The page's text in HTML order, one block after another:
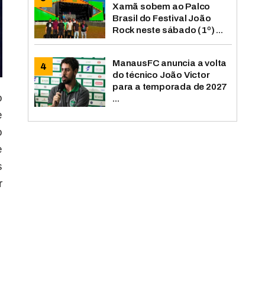
Xamã sobem ao Palco
Brasil do Festival João
Rock neste sábado (1º) ...
ManausFC anuncia a volta
do técnico João Victor
para a temporada de 2027
...